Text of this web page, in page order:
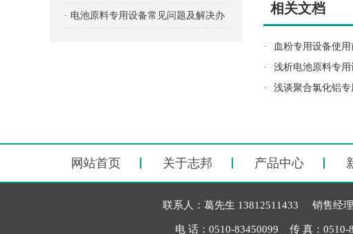
· 电池原料专用设备常见问题及解决办 相关文档
· 血粉专用设备使
·
浅析电池原料专
·
浅谈聚合氯化铝
网站首页 关于志邦 产品中心
联系人：葛先生 13812511433 销售经
电 话：0510-83450099 传 真：